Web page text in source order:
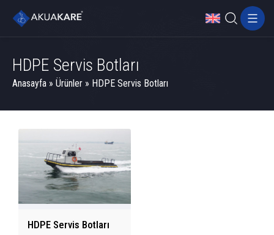
HDPE Servis Botları
Anasayfa » Ürünler » HDPE Servis Botları
HDPE Servis Botları